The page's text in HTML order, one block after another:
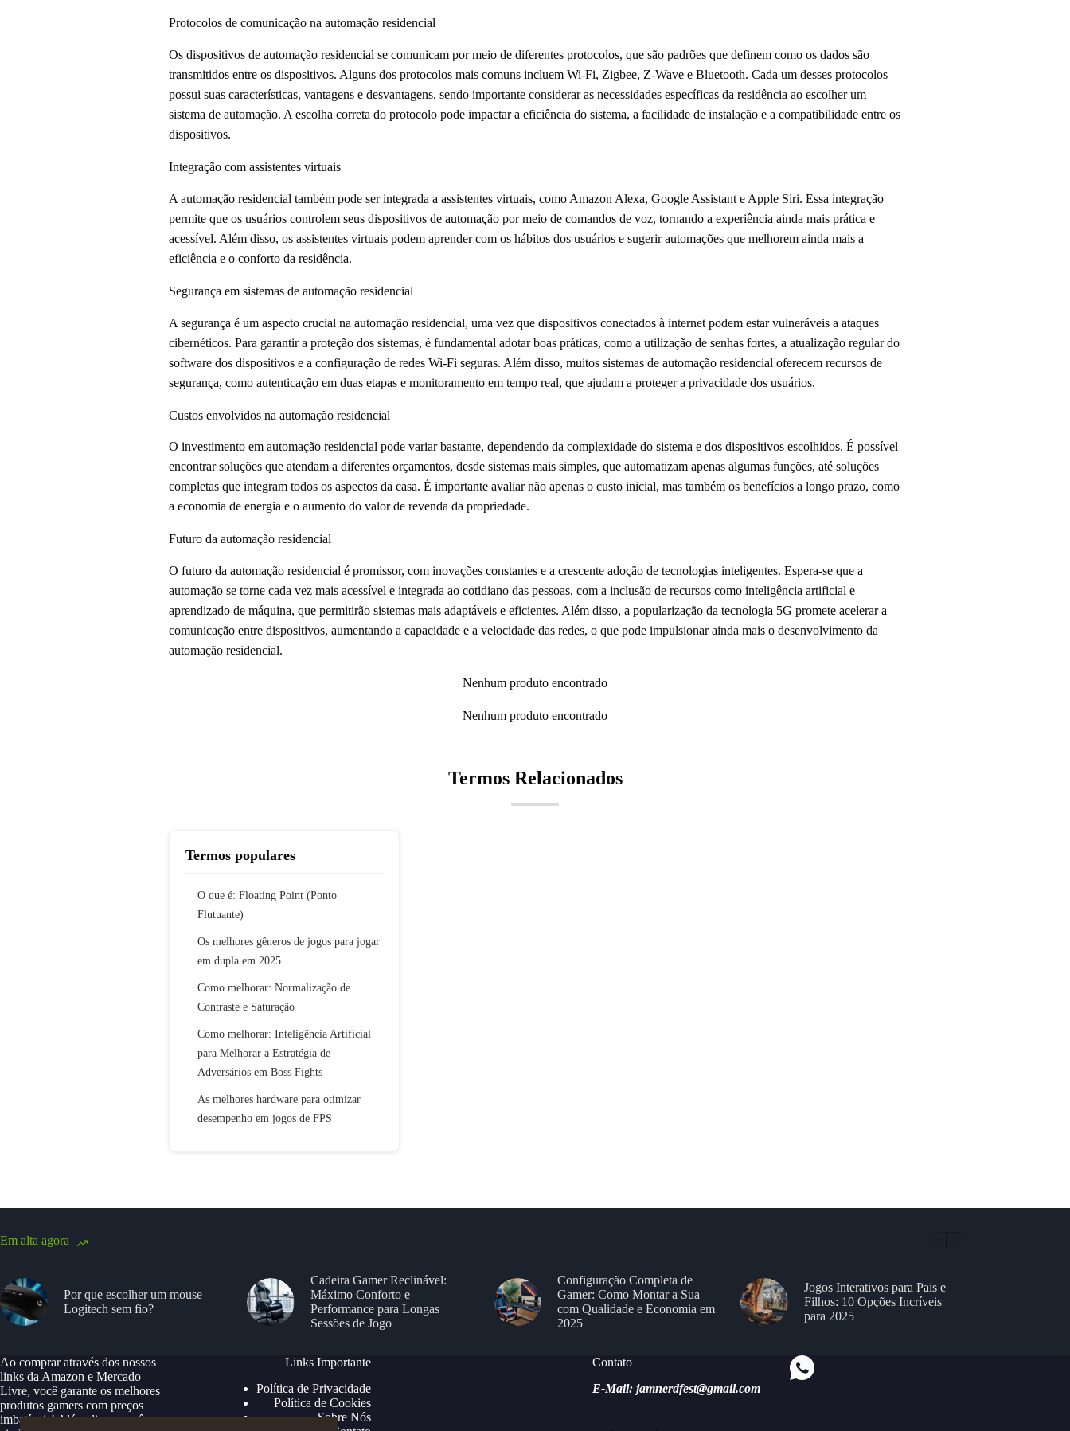
Protocolos de comunicação na automação residencial
Os dispositivos de automação residencial se comunicam por meio de diferentes protocolos, que são padrões que definem como os dados são
transmitidos entre os dispositivos. Alguns dos protocolos mais comuns incluem Wi-Fi, Zigbee, Z-Wave e Bluetooth. Cada um desses protocolos
possui suas características, vantagens e desvantagens, sendo importante considerar as necessidades específicas da residência ao escolher um
sistema de automação. A escolha correta do protocolo pode impactar a eficiência do sistema, a facilidade de instalação e a compatibilidade entre os
dispositivos.
Integração com assistentes virtuais
A automação residencial também pode ser integrada a assistentes virtuais, como Amazon Alexa, Google Assistant e Apple Siri. Essa integração
permite que os usuários controlem seus dispositivos de automação por meio de comandos de voz, tornando a experiência ainda mais prática e
acessível. Além disso, os assistentes virtuais podem aprender com os hábitos dos usuários e sugerir automações que melhorem ainda mais a
eficiência e o conforto da residência.
Segurança em sistemas de automação residencial
A segurança é um aspecto crucial na automação residencial, uma vez que dispositivos conectados à internet podem estar vulneráveis a ataques
cibernéticos. Para garantir a proteção dos sistemas, é fundamental adotar boas práticas, como a utilização de senhas fortes, a atualização regular do
software dos dispositivos e a configuração de redes Wi-Fi seguras. Além disso, muitos sistemas de automação residencial oferecem recursos de
segurança, como autenticação em duas etapas e monitoramento em tempo real, que ajudam a proteger a privacidade dos usuários.
Custos envolvidos na automação residencial
O investimento em automação residencial pode variar bastante, dependendo da complexidade do sistema e dos dispositivos escolhidos. É possível
encontrar soluções que atendam a diferentes orçamentos, desde sistemas mais simples, que automatizam apenas algumas funções, até soluções
completas que integram todos os aspectos da casa. É importante avaliar não apenas o custo inicial, mas também os benefícios a longo prazo, como
a economia de energia e o aumento do valor de revenda da propriedade.
Futuro da automação residencial
O futuro da automação residencial é promissor, com inovações constantes e a crescente adoção de tecnologias inteligentes. Espera-se que a
automação se torne cada vez mais acessível e integrada ao cotidiano das pessoas, com a inclusão de recursos como inteligência artificial e
aprendizado de máquina, que permitirão sistemas mais adaptáveis e eficientes. Além disso, a popularização da tecnologia 5G promete acelerar a
comunicação entre dispositivos, aumentando a capacidade e a velocidade das redes, o que pode impulsionar ainda mais o desenvolvimento da
automação residencial.
Nenhum produto encontrado
Nenhum produto encontrado
Termos Relacionados
Termos populares
O que é: Floating Point (Ponto
Flutuante)
Os melhores gêneros de jogos para jogar
em dupla em 2025
Como melhorar: Normalização de
Contraste e Saturação
Como melhorar: Inteligência Artificial
para Melhorar a Estratégia de
Adversários em Boss Fights
As melhores hardware para otimizar
desempenho em jogos de FPS
Em alta agora
Por que escolher um mouse
Logitech sem fio?
Cadeira Gamer Reclinável:
Máximo Conforto e
Performance para Longas
Sessões de Jogo
Configuração Completa de
Gamer: Como Montar a Sua
com Qualidade e Economia em
2025
Jogos Interativos para Pais e
Filhos: 10 Opções Incríveis
para 2025
Ao comprar através dos nossos
links da Amazon e Mercado
Livre, você garante os melhores
produtos gamers com preços
imbatíveis! Além disso, você
Links Importante
Política de Privacidade
Política de Cookies
Sobre Nós
Contato
E-Mail: jamnerdfest@gmail.com